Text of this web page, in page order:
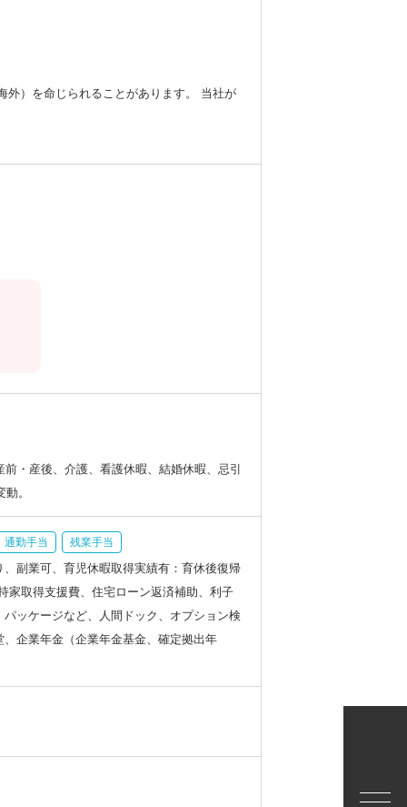
外）を命じられることがあります。 当社が
・産後、介護、看護休暇、結婚休暇、忌引
。
通勤手当 残業手当
副業可、育児休暇取得実績有：育休後復帰
家取得支援費、住宅ローン返済補助、利子
ッケージなど、人間ドック、オプション検
企業年金（企業年金基金、確定拠出年